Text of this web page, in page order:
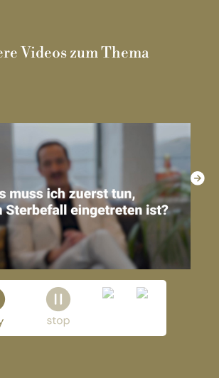
Videos zum Thema